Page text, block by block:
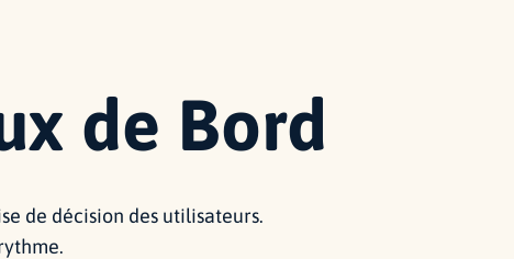
de Bord
de décision des utilisateurs.